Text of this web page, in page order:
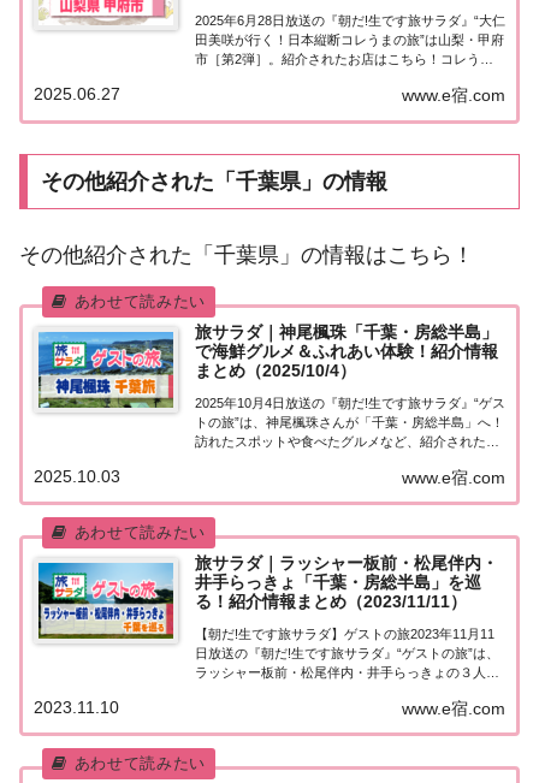
2025年6月28日放送の『朝だ!生です旅サラダ』“大仁
田美咲が行く！日本縦断コレうまの旅”は山梨・甲府
市［第2弾］。紹介されたお店はこちら！コレうま
旅」４代目プレゼントソムリエ・大仁田美咲アナウ
ンサーが美味しいもの探し♪今週は山梨・...
www.e宿.com
2025.06.27
その他紹介された「千葉県」の情報
その他紹介された「千葉県」の情報はこちら！
旅サラダ｜神尾楓珠「千葉・房総半島」
で海鮮グルメ＆ふれあい体験！紹介情報
まとめ（2025/10/4）
2025年10月4日放送の『朝だ!生です旅サラダ』“ゲス
トの旅”は、神尾楓珠さんが「千葉・房総半島」へ！
訪れたスポットや食べたグルメなど、紹介された情
珠「千葉・房総半島」を巡る旅今日の“ゲストの
旅”は神尾楓珠さん。千葉県の房総半島を巡...
www.e宿.com
2025.10.03
旅サラダ｜ラッシャー板前・松尾伴内・
井手らっきょ「千葉・房総半島」を巡
る！紹介情報まとめ（2023/11/11）
【朝だ!生です旅サラダ】ゲストの旅2023年11月11
日放送の『朝だ!生です旅サラダ』“ゲストの旅”は、
ラッシャー板前・松尾伴内・井手らっきょの３人が
ら！ラッシャー板前・松尾伴内・井手らっきょ「千
葉・房総半島」を巡る今日の“ゲストの旅”...
www.e宿.com
2023.11.10